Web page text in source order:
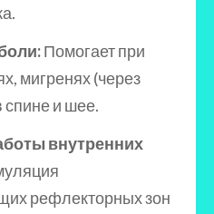
Помогает при
мигренях (через
спине и шее.
внутренних
рефлекторных зон